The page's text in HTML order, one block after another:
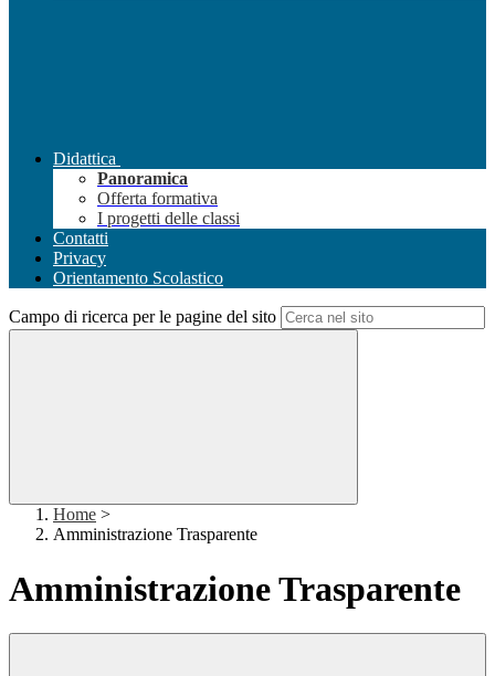
Didattica
Panoramica
Offerta formativa
I progetti delle classi
Contatti
Privacy
Orientamento Scolastico
Campo di ricerca per le pagine del sito
Home >
Amministrazione Trasparente
Amministrazione Trasparente